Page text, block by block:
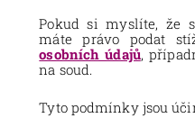
Pokud si myslíte, že
máte právo podat
osobních údajů,
na soud.
Tyto podmínky jsou